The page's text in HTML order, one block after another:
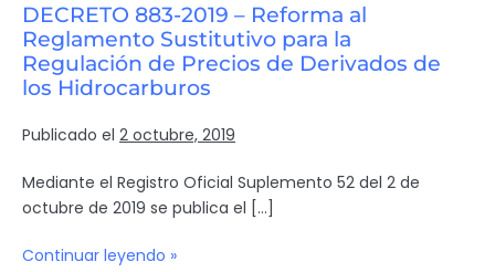
DECRETO 883-2019 – Reforma al
Reglamento Sustitutivo para la
Regulación de Precios de Derivados de
los Hidrocarburos
Publicado el 2 octubre, 2019
Mediante el Registro Oficial Suplemento 52 del 2 de
octubre de 2019 se publica el […]
Continuar leyendo »